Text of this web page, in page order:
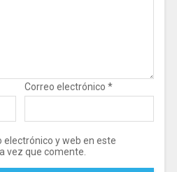
Correo electrónico *
electrónico y web en este
vez que comente.